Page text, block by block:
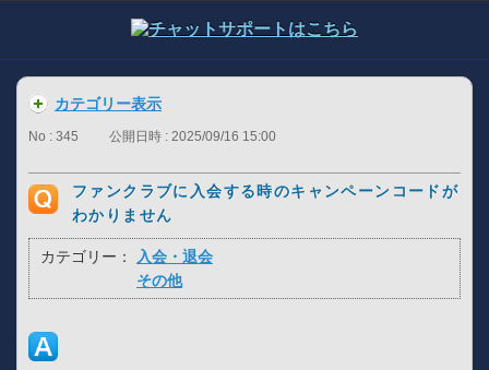
カテゴリー表示
No : 345 公開日時 : 2025/09/16 15:00
ファンクラブに入会する時のキャンペーンコードが
わかりません
カテゴリー：
入会・退会
その他